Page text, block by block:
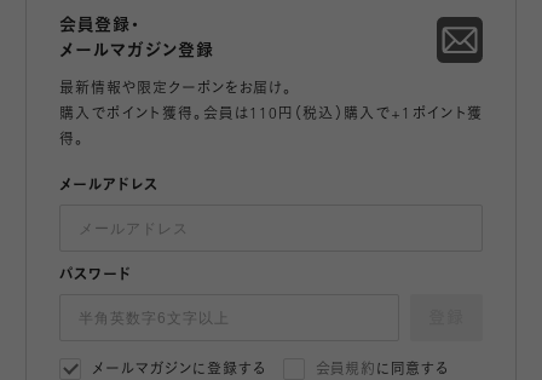
会員登録・
メールマガジン登録
最新情報や限定クーポンをお届け。
購入でポイント獲得。会員は110円（税込）購入で+1ポイント獲
得。
メールアドレス
パスワード
メールマガジンに登録する 会員規約 に同意する